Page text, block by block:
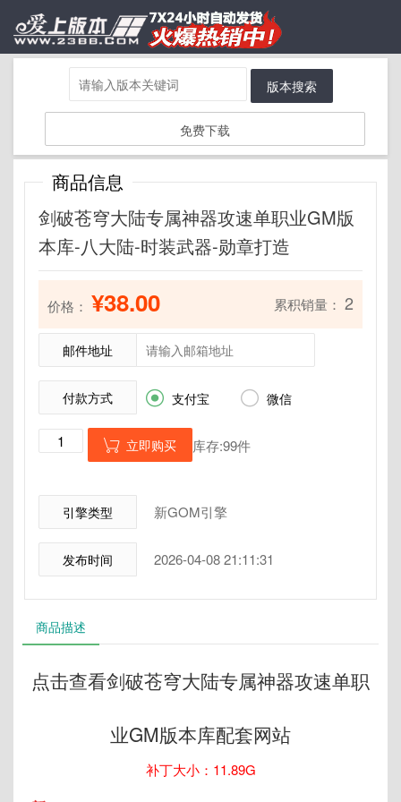
版本搜索
免费下载
商品信息
剑破苍穹大陆专属神器攻速单职业GM版
本库-八大陆-时装武器-勋章打造
价格： ¥38.00 累积销量： 2
邮件地址
付款方式  支付宝  微信
 立即购买 库存:99件
引擎类型 新GOM引擎
发布时间 2026-04-08 21:11:31
商品描述
点击查看剑破苍穹大陆专属神器攻速单职
业GM版本库配套网站
补丁大小：11.89G